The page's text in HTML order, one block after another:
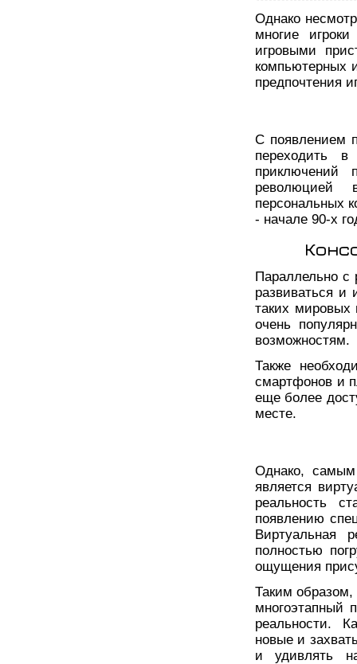
Однако
многие
игровыми
компьютерных
предпочтения
С появлением
переходить
приключений
революцией
персональных
- начале 90-х
Параллельно с
развиваться и
таких мировых
очень
возможностям.
Также
смартфонов и
еще более
месте.
Однако,
является
реальность
появлению
Виртуальная
полностью
ощущения
Таким образом,
многоэтапный
реальности.
новые и
и удивлять